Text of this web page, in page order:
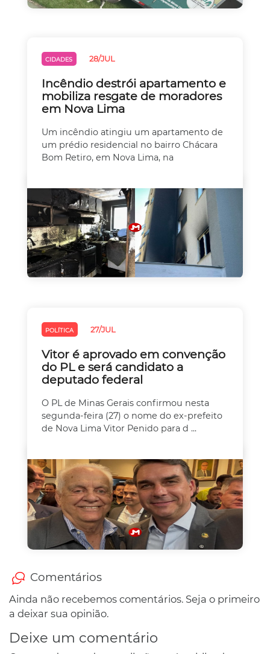
CIDADES 28/JUL
Incêndio destrói apartamento e
mobiliza resgate de moradores
em Nova Lima
Um incêndio atingiu um apartamento de
um prédio residencial no bairro Chácara
Bom Retiro, em Nova Lima, na
POLÍTICA 27/JUL
Vitor é aprovado em convenção
do PL e será candidato a
deputado federal
O PL de Minas Gerais confirmou nesta
segunda-feira (27) o nome do ex-prefeito
de Nova Lima Vitor Penido para d ...
Comentários
Ainda não recebemos comentários. Seja o primeiro
a deixar sua opinião.
Deixe um comentário